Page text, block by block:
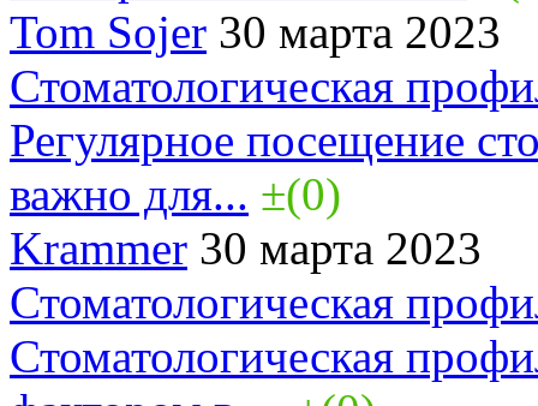
Tom Sojer 30 марта 2023
Стоматологическая
Регулярное посещение
важно для... ±(0)
Krammer 30 марта 2023
Стоматологическая
Стоматологическая